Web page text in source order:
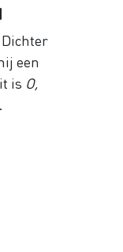
Dichter
een
is O,